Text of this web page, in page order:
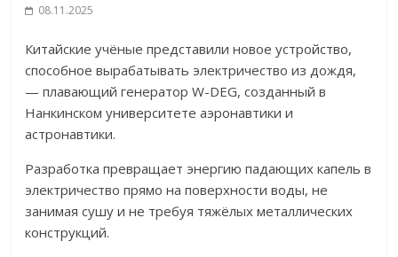
08.11.2025
Китайские учёные представили новое устройство,
способное вырабатывать электричество из дождя,
— плавающий генератор W-DEG, созданный в
Нанкинском университете аэронавтики и
астронавтики.
Разработка превращает энергию падающих капель в
электричество прямо на поверхности воды, не
занимая сушу и не требуя тяжёлых металлических
конструкций.